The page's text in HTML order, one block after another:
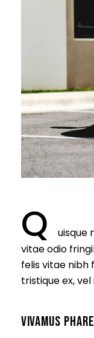
Q
uisque
vitae odio
felis vitae nibh
tristique ex,
VIVAMUS